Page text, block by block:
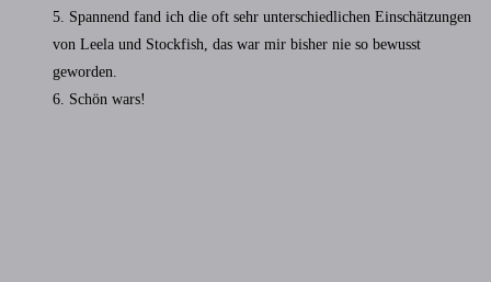
5. Spannend fand ich die oft sehr unterschiedlichen Einschätzungen
von Leela und Stockfish, das war mir bisher nie so bewusst
geworden.
6. Schön wars!